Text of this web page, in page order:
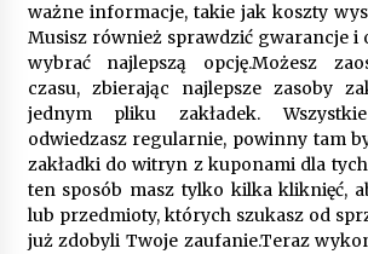
ważne informacje, takie jak koszty
Musisz również sprawdzić gwarancje i
wybrać najlepszą opcję.Możesz
czasu, zbierając najlepsze zasoby
jednym pliku zakładek.
odwiedzasz regularnie, powinny tam
zakładki do witryn z kuponami dla
ten sposób masz tylko kilka kliknięć,
lub przedmioty, których szukasz od
już zdobyli Twoje zaufanie.Teraz